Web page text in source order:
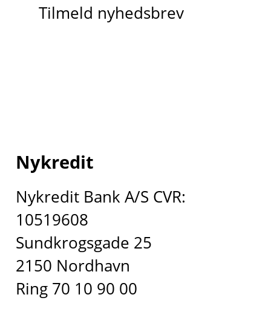
Tilmeld nyhedsbrev
Nykredit
Nykredit Bank A/S CVR:
10519608
Sundkrogsgade 25
2150 Nordhavn
Ring 70 10 90 00